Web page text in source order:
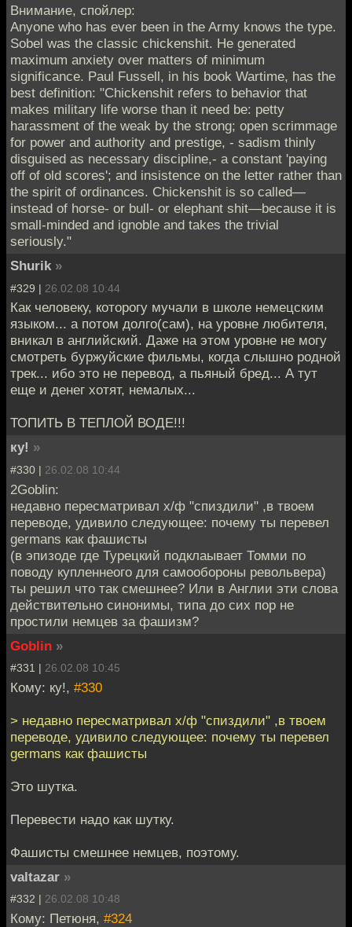
Внимание, спойлер:
Anyone who has ever been in the Army knows the type.
Sobel was the classic chickenshit. He generated
maximum anxiety over matters of minimum
significance. Paul Fussell, in his book Wartime, has the
best definition: "Chickenshit refers to behavior that
makes military life worse than it need be: petty
harassment of the weak by the strong; open scrimmage
for power and authority and prestige, - sadism thinly
disguised as necessary discipline,- a constant 'paying
off of old scores'; and insistence on the letter rather than
the spirit of ordinances. Chickenshit is so called—
instead of horse- or bull- or elephant shit—because it is
small-minded and ignoble and takes the trivial
seriously."
Shurik »
#329 | 26.02.08 10:44
Как человеку, которогу мучали в школе немецским
языком... а потом долго(сам), на уровне любителя,
вникал в английский. Даже на этом уровне не могу
смотреть буржуйские фильмы, когда слышно родной
трек... ибо это не перевод, а пьяный бред... А тут
еще и денег хотят, немалых...
ТОПИТЬ В ТЕПЛОЙ ВОДЕ!!!
ку! »
#330 | 26.02.08 10:44
2Goblin:
недавно пересматривал х/ф "спиздили" ,в твоем
переводе, удивило следующее: почему ты перевел
germans как фашисты
(в эпизоде где Турецкий подклаывает Томми по
поводу купленнеого для самообороны револьвера)
ты решил что так смешнее? Или в Англии эти слова
действительно синонимы, типа до сих пор не
простили немцев за фашизм?
Goblin »
#331 | 26.02.08 10:45
Кому: ку!, #330
> недавно пересматривал х/ф "спиздили" ,в твоем
переводе, удивило следующее: почему ты перевел
germans как фашисты
Это шутка.
Перевести надо как шутку.
Фашисты смешнее немцев, поэтому.
valtazar »
#332 | 26.02.08 10:48
Кому: Петюня, #324